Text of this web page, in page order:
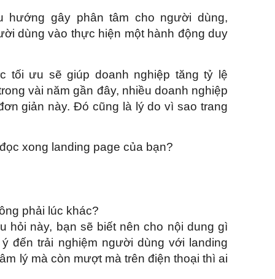
hướng gây phân tâm cho người dùng,
dùng vào thực hiện một hành động duy
tối ưu sẽ giúp doanh nghiệp tăng tỷ lệ
vài năm gần đây, nhiều doanh nghiệp
giản này. Đó cũng là lý do vì sao trang
xong landing page của bạn?
phải lúc khác?
hỏi này, bạn sẽ biết nên cho nội dung gì
đến trải nghiệm người dùng với landing
lý mà còn mượt mà trên điện thoại thì ai